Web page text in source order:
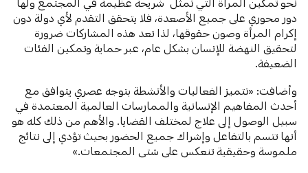
دور محوري على جميع الأصعدة، فلا يتحقق التقدم لأي دولة دون
إكرام المرأة وصون حقوقها، لذا تعد هذه المشاركات ضرورة
لتحقيق النهضة للإنسان بشكل عام، عبر حماية وتمكين الفئات
الضعيفة.
وأضافت: «تتميز الفعاليات والأنشطة بتوجه عصري يتوافق مع
أحدث المفاهيم الإنسانية والممارسات العالمية المعتمدة في
سبيل الوصول إلى علاج لمختلف القضايا. والأهم من ذلك كله هو
أنها تتسم بالتفاعل وإشراك جميع الحضور بحيث تؤدي إلى نتائج
ملموسة وحقيقية تنعكس على شتى المجتمعات.»